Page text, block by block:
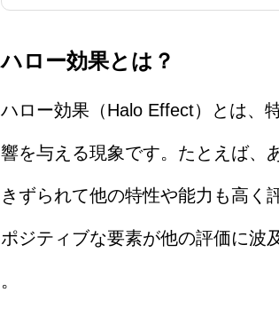
ハロー効果とは？
ハロー効果（Halo Effect）とは、
響を与える現象です。たとえば、
きずられて他の特性や能力も高く
ポジティブな要素が他の評価に波
。